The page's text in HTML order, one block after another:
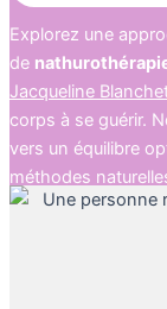
Explorez une
de
Jacqueline
corps à se guérir.
vers un équilibre
méthodes